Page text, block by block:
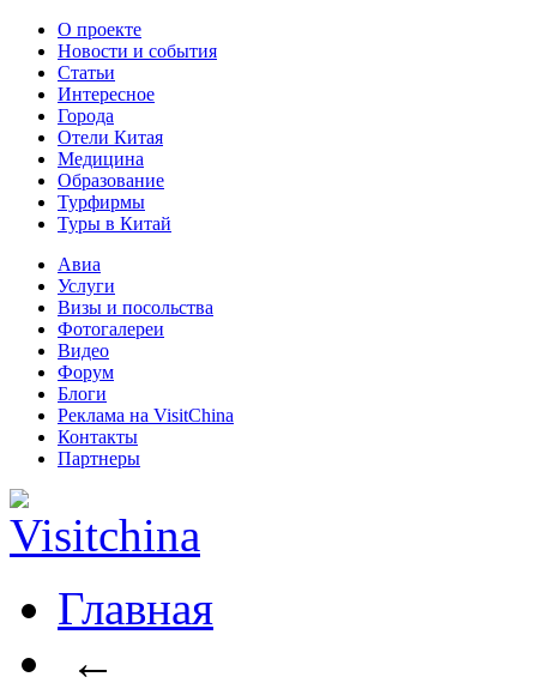
О проекте
Новости и события
Статьи
Интересное
Города
Отели Китая
Медицина
Образование
Турфирмы
Туры в Китай
Авиа
Услуги
Визы и посольства
Фотогалереи
Видео
Форум
Блоги
Реклама на VisitChina
Контакты
Партнеры
Главная
←